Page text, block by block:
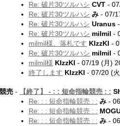
Re: 破片30ツルハシ CVT -
Re: 破片30ツルハシ み - 07/
Re: 破片30ツルハシ Uranus
Re: 破片30ツルハシ milmil -
milmil様、落札です KIzzKI -
Re: 破片30ツルハシ milmil -
milmil様 KIzzKI - 07/19 (月)
終了します KIzzKI - 07/20 (
競売 - 【終了】 - : : 短命指輪競売 : :
Re: : : 短命指輪競売 : : み -
Re: : : 短命指輪競売 : :
Re: : : 短命指輪競売 : : み -